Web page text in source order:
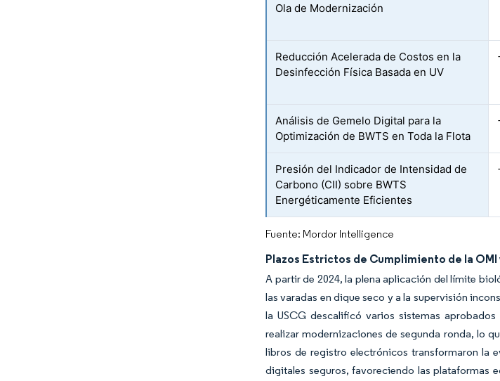
Ola de Modernización
Reducción Acelerada de Costos en la
Desinfección Física Basada en UV
Análisis de Gemelo Digital para la
Optimización de BWTS en Toda la Flota
Presión del Indicador de Intensidad de
Carbono (CII) sobre BWTS
Energéticamente Eficientes
Fuente: Mordor Intelligence
Plazos Estrictos de Cumplimiento de la OMI
A partir de 2024, la plena aplicación del límite
las varadas en dique seco y a la supervisión
la USCG descalificó varios sistemas
realizar modernizaciones de segunda ronda, lo
libros de registro electrónicos transformaron la
digitales seguros, favoreciendo las plataformas